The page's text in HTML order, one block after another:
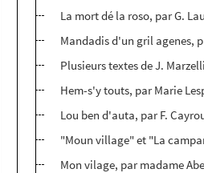
La mort dé la roso, par G.
Mandadis d'un gril agenes,
Plusieurs textes de J.
Hem-s'y touts, par Marie
Lou ben d'auta, par F.
"Moun village" et "La
Mon vilage, par madame